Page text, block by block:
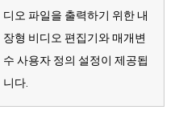
디오 파일을 출력하기 위한 내
장형 비디오 편집기와 매개변
수 사용자 정의 설정이 제공됩
니다.